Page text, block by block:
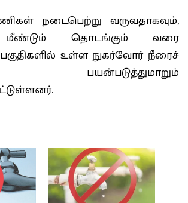
நடைபெற்று வருவதாகவும்,
தொடங்கும் வரை
உள்ள நுகர்வோர் நீரைச்
பயன்படுத்துமாறும்